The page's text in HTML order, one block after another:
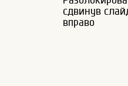
сдвинув
вправо